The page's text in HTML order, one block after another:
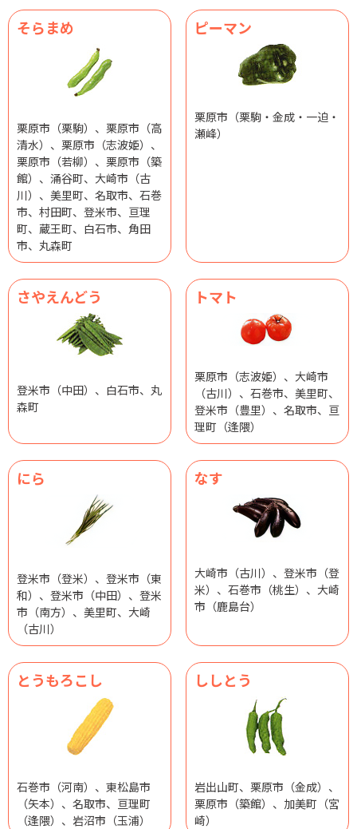
そらまめ
栗原市（栗駒）、栗原市（高
清水）、栗原市（志波姫）、
栗原市（若柳）、栗原市（築
館）、涌谷町、大崎市（古
川）、美里町、名取市、石巻
市、村田町、登米市、亘理
町、蔵王町、白石市、角田
市、丸森町
ピーマン
栗原市（栗駒・金成・一迫・
瀬峰）
さやえんどう
登米市（中田）、白石市、丸
森町
トマト
栗原市（志波姫）、大崎市
（古川）、石巻市、美里町、
登米市（豊里）、名取市、亘
理町（逢隈）
にら
登米市（登米）、登米市（東
和）、登米市（中田）、登米
市（南方）、美里町、大崎
（古川）
なす
大崎市（古川）、登米市（登
米）、石巻市（桃生）、大崎
市（鹿島台）
とうもろこし
石巻市（河南）、東松島市
（矢本）、名取市、亘理町
（逢隈）、岩沼市（玉浦）
ししとう
岩出山町、栗原市（金成）、
栗原市（築館）、加美町（宮
崎）